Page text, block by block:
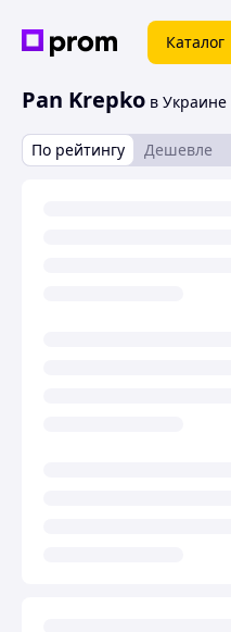
Каталог
Pan Krepko в Украине
По рейтингу Дешевле